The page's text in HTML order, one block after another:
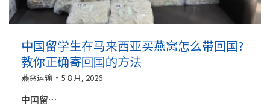
中国留学生在马来西亚买燕窝怎么带回国?
教你正确寄回国的方法
燕窝运输 5 8 月, 2026
中国留…